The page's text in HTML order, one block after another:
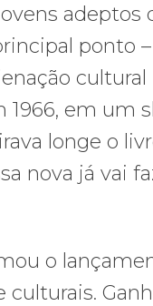
adeptos
ponto
1966, em um
longe o
nova já vai
o